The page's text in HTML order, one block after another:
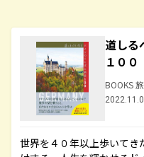
道しる
１００
BOOKS
世界を４０年以上歩いてき